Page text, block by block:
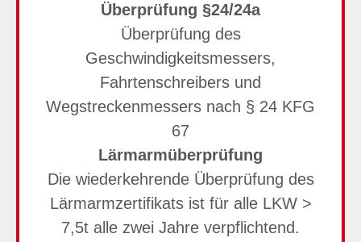
Überprüfung §24/24a
Überprüfung des
Geschwindigkeitsmessers,
Fahrtenschreibers und
Wegstreckenmessers nach § 24 KFG
67
Lärmarmüberprüfung
Die wiederkehrende Überprüfung des
Lärmarmzertifikats ist für alle LKW >
7,5t alle zwei Jahre verpflichtend.